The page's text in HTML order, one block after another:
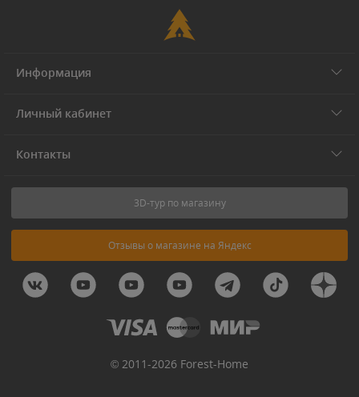
Информация
Личный кабинет
Контакты
3D-тур по магазину
Отзывы о магазине на Яндекс
© 2011-2026 Forest-Home